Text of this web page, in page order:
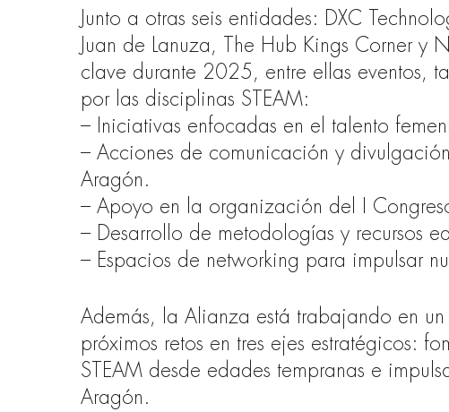
Junto a otras seis entidades: DXC
Juan de Lanuza, The Hub Kings Corner y
clave durante 2025, entre ellas eventos,
por las disciplinas STEAM:
– Iniciativas enfocadas en el talento
– Acciones de comunicación y
Aragón.
– Apoyo en la organización del I
– Desarrollo de metodologías y recursos
– Espacios de networking para impulsar
Además, la Alianza está trabajando en
próximos retos en tres ejes estratégicos:
STEAM desde edades tempranas e
Aragón.